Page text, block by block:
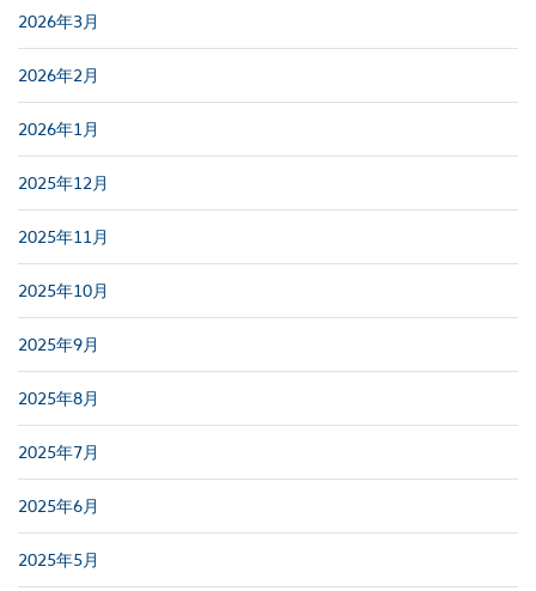
2026年3月
2026年2月
2026年1月
2025年12月
2025年11月
2025年10月
2025年9月
2025年8月
2025年7月
2025年6月
2025年5月